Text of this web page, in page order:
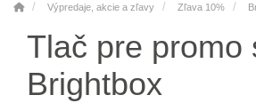
Výpredaje, akcie a zľavy Zľava 10%
Tlač pre promo
Brightbox